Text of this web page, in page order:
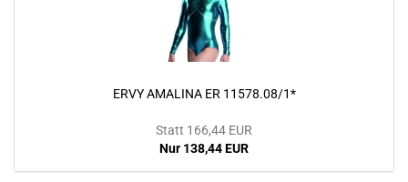
ERVY AMALINA ER 11578.08/1*
Statt 166,44 EUR
Nur 138,44 EUR